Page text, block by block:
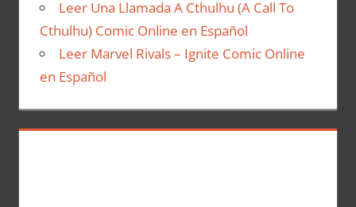
Leer Una Llamada A Cthulhu (A Call To
Cthulhu) Comic Online en Español
Leer Marvel Rivals – Ignite Comic Online
en Español